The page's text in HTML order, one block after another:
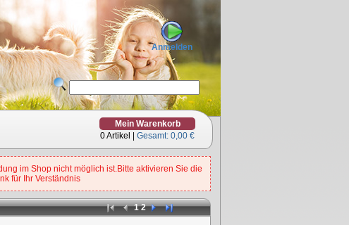
Anmelden
Mein Warenkorb
0Artikel | Gesamt: 0,00 €
im Shop nicht möglich ist.Bitte aktivieren Sie die
für Ihr Verständnis
1 2